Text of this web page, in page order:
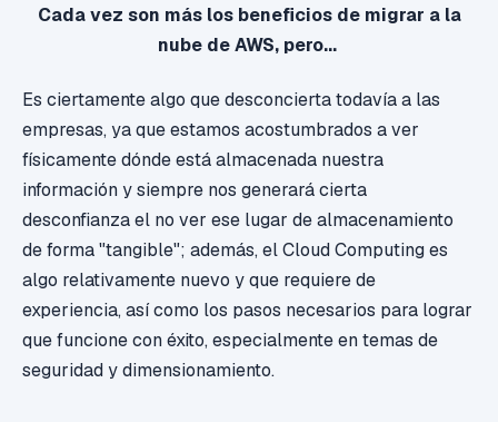
Cada vez son más los beneficios de migrar a la
nube de AWS, pero...
Es ciertamente algo que desconcierta todavía a las
empresas, ya que estamos acostumbrados a ver
físicamente dónde está almacenada nuestra
información y siempre nos generará cierta
desconfianza el no ver ese lugar de almacenamiento
de forma "tangible"; además, el Cloud Computing es
algo relativamente nuevo y que requiere de
experiencia, así como los pasos necesarios para lograr
que funcione con éxito, especialmente en temas de
seguridad y dimensionamiento.